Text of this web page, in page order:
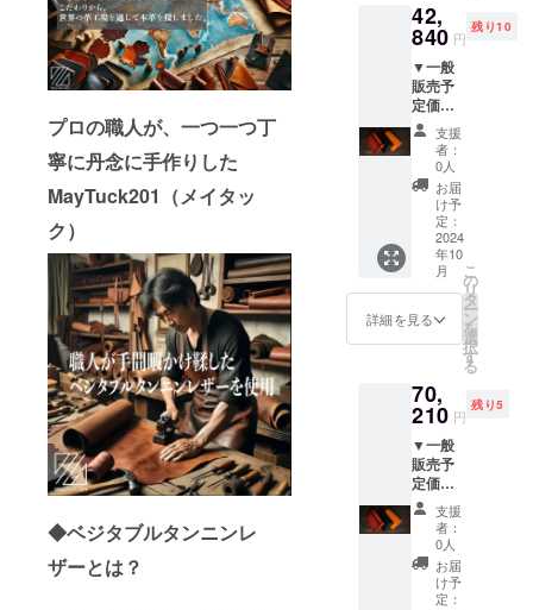
プロの職人が、一つ一つ丁
寧に丹念に手作りした
MayTuck201（メイタッ
ク）
◆ベジタブルタンニンレ
ザーとは？
が遅れ
る場合
があり
ます。
※適格請
求書発
行事業
者登録
番号：
なし
更にな
る可能
性もご
ざいま
す。ご
了承く
ださ
い。 ※
ご注文
状況、
使用部
材の供
給状
況、製
造工程
上の都
合等に
より出
荷時期
る場合
があり
ます。
※適格請
求書発
行事業
者登録
番号：
なし
い。 ※
皆様の
ご支援
により
量産効
率が向
上した
場合、
正規販
売価格
が販売
予定価
格より
下がる
可能性
もござ
いま
す。 ※
デザイ
様は変
更にな
る可能
性もご
ざいま
す。ご
了承く
ださ
い。 ※
ご注文
状況、
使用部
くなり
ます ・
二重に
検品検
査をし
ており
ますの
で、通
常使用
で何年
もご使
用頂く
事が出
来ます
が、強
加えな
いでく
い。 ※
皆様の
ご支援
により
量産効
率が向
上した
場合、
正規販
売価格
が販売
予定価
使い初
めに革
の素材
本来の
シワや
傷が目
立ちや
すく
なって
おりま
すが、
使い込
むほど
に表層
が磨か
ワや傷
がきに
ます ・
二重に
検品検
査をし
ており
ますの
で、通
常使用
で何年
もご使
用頂く
表層に
加工の
料仕上
げの革
になり
ます ・
素材の
塗料の
為、色
落ちが
ある場
合もあ
ります
のでご
ださい
・表層
い為、
使い初
めに革
の素材
本来の
シワや
傷が目
立ちや
すく
なって
おりま
材：ベ
ジタブ
ルタン
ニンア
ルゼン
チンレ
ザー 〇
取扱説
明書：
あり
（日本
語） 〇
保証：
あり（3
か月）
〇 使用
方法、
表層に
加工の
料仕上
げの革
になり
ます ・
素材の
塗料の
為、色
落ちが
ある場
k201 ×
1個（ル
ミナス
オレン
ジ） <
商品情
報> 〇
サイズ/
重量：
W 106
㎜ × D
66㎜ ×
H 12.5
㎜(最
小)、H
53.0㎜
(最大) /
ジタブ
ルタン
ニンア
ルゼン
チンレ
ザー 〇
取扱説
明書：
あり
（日本
語） 〇
保証：
42,
840 円
残り10
▼一般
販売予
定価格
71,400
円（税
込・送
料込）
→40%
OFF
42,840
円（税
込・送
料込）
【セッ
ト内
容】
k201 ×
3個（お
好きな
色を3個
選択）
★★備
考欄に
ご希望
の色を3
個分ご
記入く
ださい
支援
者：
0人
お届
け予
定：
2024
年10
月
詳細を見る
こ
の
リ
タ
ー
ン
を
選
択
す
る
70,
210 円
残り5
▼一般
販売予
定価格
119,000
円（税
込・送
料込）
→41%
OFF
支援
者：
0人
お届
け予
定：